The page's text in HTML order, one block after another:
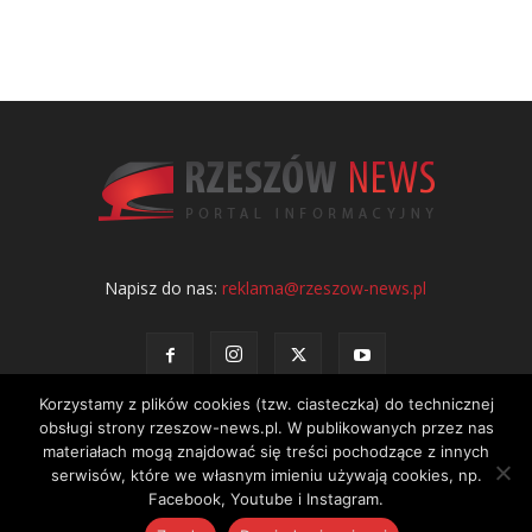
Napisz do nas:reklama@rzeszow-news.pl
Kontakt Polityka prywatności Regulamin portalu
© NEWS Sp. z o.o. - wydawca portalu Rzeszów News. Wszystkie prawa
Korzystamy z plików cookies (tzw. ciasteczka) do technicznej
obsługi strony rzeszow-news.pl. W publikowanych przez nas
materiałach mogą znajdować się treści pochodzące z innych
serwisów, które we własnym imieniu używają cookies, np.
Facebook, Youtube i Instagram.